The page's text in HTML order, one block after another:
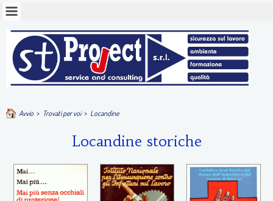
Avvio > Trovati per voi > Locandine
Locandine storiche